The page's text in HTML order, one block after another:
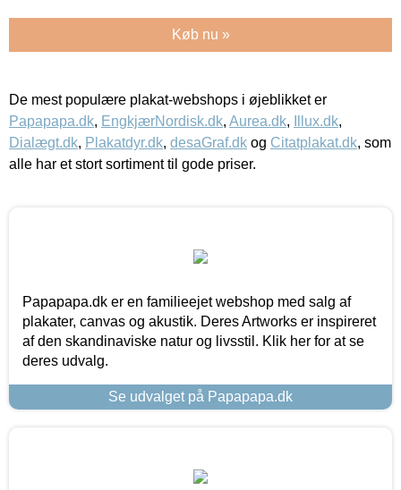
Køb nu »
De mest populære plakat-webshops i øjeblikket er
Papapapa.dk, EngkjærNordisk.dk, Aurea.dk, Illux.dk,
Dialægt.dk, Plakatdyr.dk, desaGraf.dk og Citatplakat.dk, som
alle har et stort sortiment til gode priser.
Papapapa.dk er en familieejet webshop med salg af
plakater, canvas og akustik. Deres Artworks er inspireret
af den skandinaviske natur og livsstil. Klik her for at se
deres udvalg.
Se udvalget på Papapapa.dk